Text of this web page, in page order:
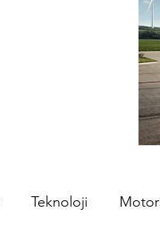
Teknoloji